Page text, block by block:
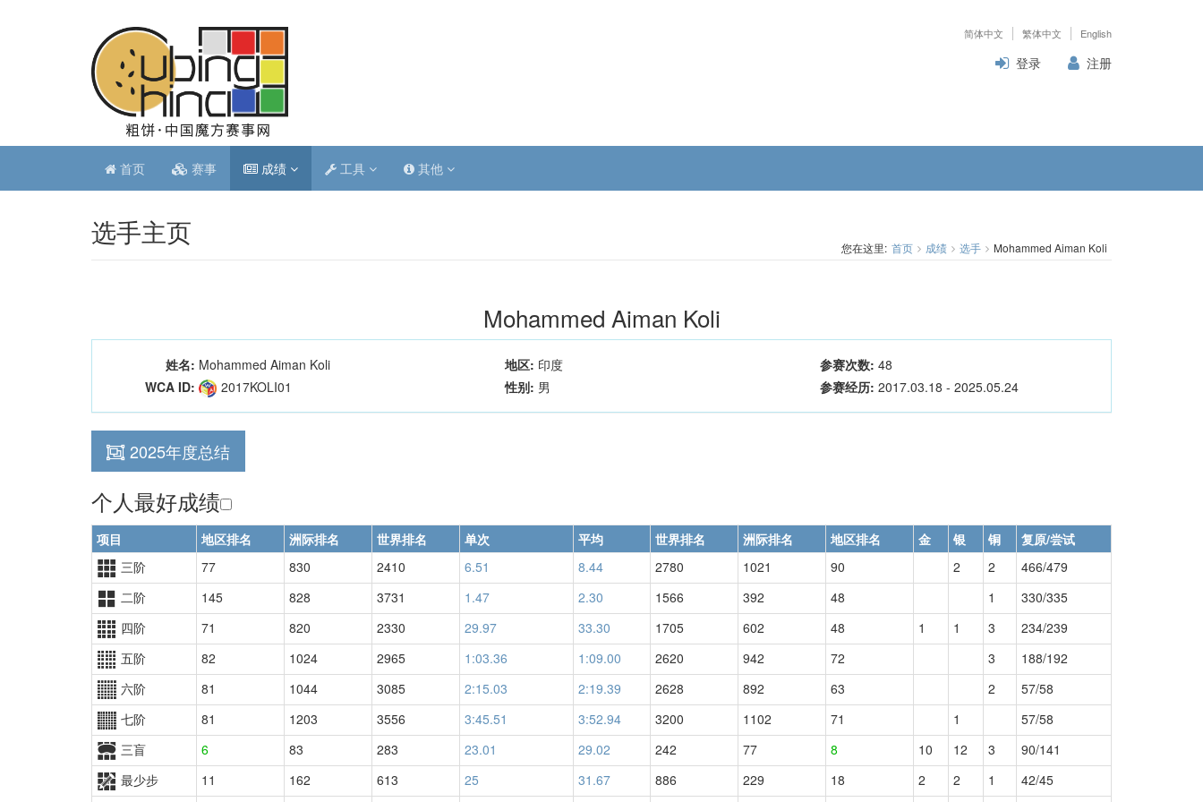
简体中文 繁体中文 English
登录 注册
首页 赛事 成绩 工具 其他
选手主页 您在这里: 首页 成绩 选手 Mohammed Aiman Koli
Mohammed Aiman Koli
姓名: Mohammed Aiman Koli 地区: 印度 参赛次数: 48
WCA ID:
2017KOLI01 性别: 男 参赛经历: 2017.03.18 - 2025.05.24
2025年度总结
个人最好成绩
项目 地区排名 洲际排名 世界排名 单次 平均 世界排名 洲际排名 地区排名 金 银 铜
复原/尝试
三阶
77 830 2410 6.51 8.44 2780 1021 90 2 2
466/479
二阶
145 828 3731 1.47 2.30 1566 392 48 1
330/335
四阶
71 820 2330 29.97 33.30 1705 602 48 1 1 3
234/239
五阶
82 1024 2965 1:03.36 1:09.00 2620 942 72 3
188/192
六阶
81 1044 3085 2:15.03 2:19.39 2628 892 63 2
57/58
七阶
81 1203 3556 3:45.51 3:52.94 3200 1102 71 1
57/58
三盲
6 83 283 23.01 29.02 242 77 8 10 12 3
90/141
最少步
11 162 613 25 31.67 886 229 18 2 2 1
42/45